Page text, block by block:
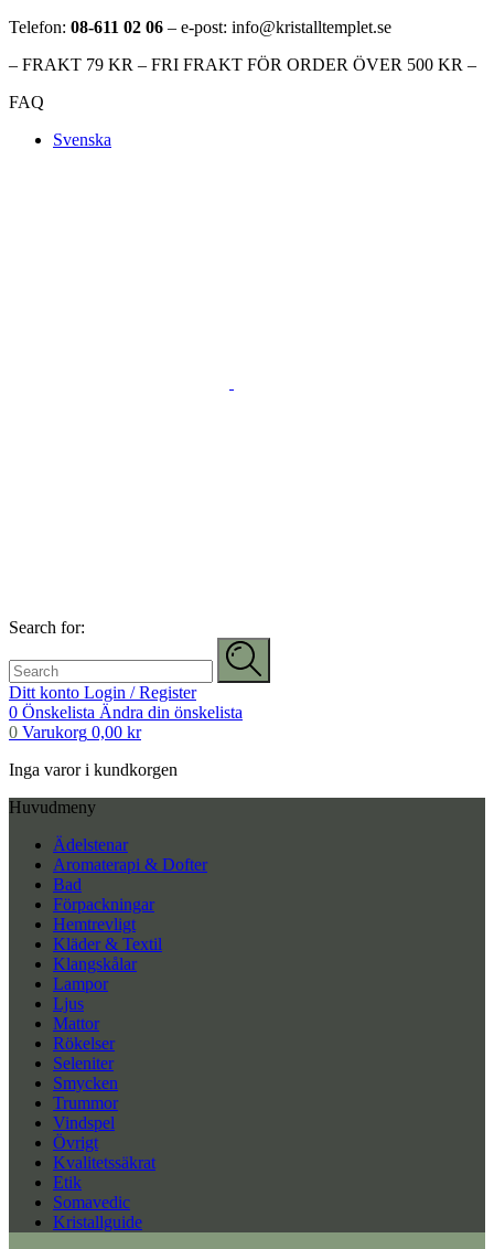
Telefon: 08-611 02 06 – e-post: info@kristalltemplet.se
– FRAKT 79 KR – FRI FRAKT FÖR ORDER ÖVER 500 KR –
FAQ
Svenska
Search for:
Ditt konto Login / Register
0 Önskelista Ändra din önskelista
0 Varukorg 0,00 kr
Inga varor i kundkorgen
Huvudmeny
Ädelstenar
Aromaterapi & Dofter
Bad
Förpackningar
Hemtrevligt
Kläder & Textil
Klangskålar
Lampor
Ljus
Mattor
Rökelser
Seleniter
Smycken
Trummor
Vindspel
Övrigt
Kvalitetssäkrat
Etik
Somavedic
Kristallguide